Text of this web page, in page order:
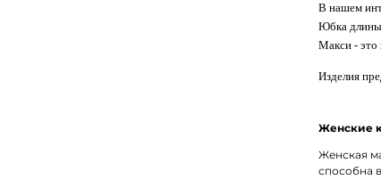
В нашем
Юбка длины
Макси - это
Изделия
Женские
Женская
способна